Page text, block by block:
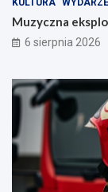
Muzyczna
6 sierpnia 2026